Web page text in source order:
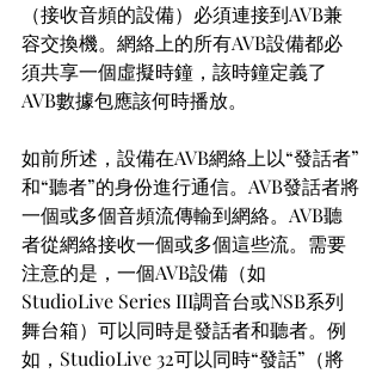
（接收音頻的設備）必須連接到AVB兼
容交換機。網絡上的所有AVB設備都必
須共享一個虛擬時鐘，該時鐘定義了
AVB數據包應該何時播放。
如前所述，設備在AVB網絡上以“發話者”
和“聽者”的身份進行通信。AVB發話者將
一個或多個音頻流傳輸到網絡。AVB聽
者從網絡接收一個或多個這些流。需要
注意的是，一個AVB設備（如
StudioLive Series III調音台或NSB系列
舞台箱）可以同時是發話者和聽者。例
如，StudioLive 32可以同時“發話”（將